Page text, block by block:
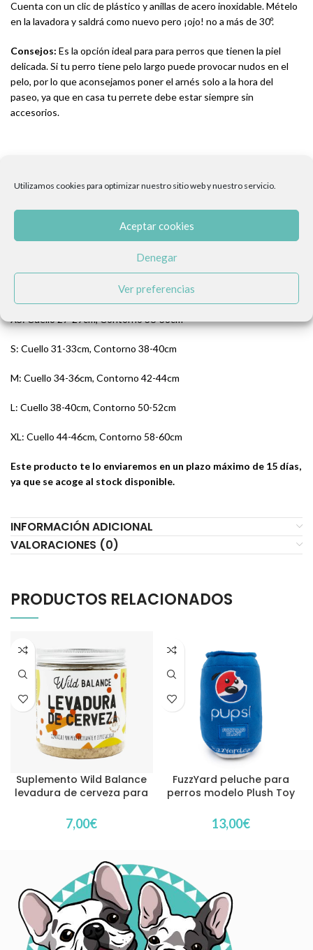
Utilizamos cookies para optimizar nuestro sitio web y nuestro servicio.
Aceptar cookies
Denegar
Ver preferencias
Cuenta con un clic de plástico y anillas de acero inoxidable. Mételo
en la lavadora y saldrá como nuevo pero ¡ojo! no a más de 30º.
Consejos: Es la opción ideal para para perros que tienen la piel
delicada. Si tu perro tiene pelo largo puede provocar nudos en el
pelo, por lo que aconsejamos poner el arnés solo a la hora del
paseo, ya que en casa tu perrete debe estar siempre sin
accesorios.
contorno del pecho, ¿cómo hacerlo? Pues muy fácil; coge un metro
XXS: Cuello 22-24cm, Contorno 30-32cm
XS: Cuello 27-29cm, Contorno 36-38cm
S: Cuello 31-33cm, Contorno 38-40cm
M: Cuello 34-36cm, Contorno 42-44cm
L: Cuello 38-40cm, Contorno 50-52cm
XL: Cuello 44-46cm, Contorno 58-60cm
Este producto te lo enviaremos en un plazo máximo de 15 días,
ya que se acoge al stock disponible.
INFORMACIÓN ADICIONAL
VALORACIONES (0)
PRODUCTOS RELACIONADOS
Suplemento Wild Balance
levadura de cerveza para
7,00€
FuzzYard peluche para
perros modelo Plush Toy
13,00€